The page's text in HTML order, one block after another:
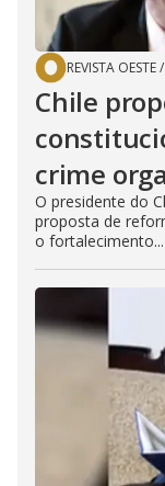
REVISTA OESTE/
Chile
crime
O presidente do
proposta de
o fortalecimento...